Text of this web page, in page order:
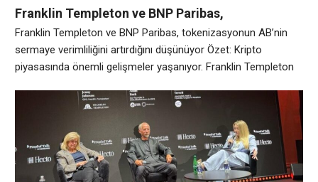
Franklin Templeton ve BNP Paribas,
tokenizasyonun AB’nin sermaye verimliliğini
artırdığını düşünüyor
Franklin Templeton ve BNP Paribas, tokenizasyonun AB’nin
sermaye verimliliğini artırdığını düşünüyor Özet: Kripto
piyasasında önemli gelişmeler yaşanıyor. Franklin Templeton
sermaye verimliliğini ve likiditeyi artırmak için tokenizasyona
yöneliyor. Monako’daki WAIB Zirvesi 2026’daki bir panelde
konuşan sektör yöneticileri, tokenize varlıkların ve
stablecoin’lerin, yerleşimi kolaylaştırarak, teminat hareketliliğini
iyileştirerek ve sınır